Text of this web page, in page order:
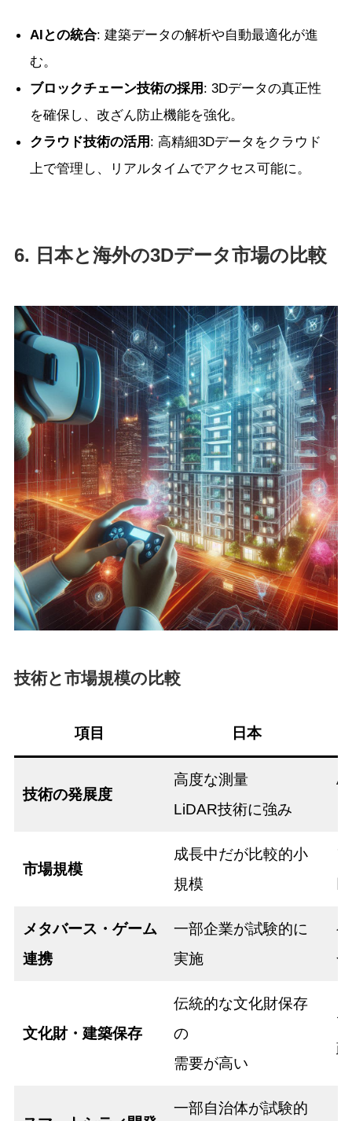
AIとの統合: 建築データの解析や自動最適化が進
む。
ブロックチェーン技術の採用 : 3Dデータの真正性
を確保し、改ざん防止機能を強化。
クラウド技術の活用 : 高精細3Dデータをクラウド
上で管理し、リアルタイムでアクセス可能に。
6. 日本と海外の3Dデータ市場の比較
技術と市場規模の比較
項目 日本
技術の発展度
高度な測量
LiDAR技術に強み
市場規模
成長中だが比較的小
規模
メタバース・ゲーム
連携
一部企業が試験的に
実施
合
文化財・建築保存
伝統的な文化財保存
の
需要が高い
一部自治体が試験的